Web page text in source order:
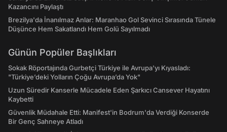
Kazancını Paylaştı
Brezilya'da İnanılmaz Anlar: Maranhao Gol Sevinci Sırasında Tünele
Düşünce Hem Sakatlandı Hem Golü Sayılmadı
Günün Popüler Başlıkları
Sokak Röportajında Gurbetçi Türkiye ile Avrupa'yı Kıyasladı:
"Türkiye’deki Yolların Çoğu Avrupa’da Yok"
Uzun Süredir Kanserle Mücadele Eden Şarkıcı Cansever Hayatını
Kaybetti
Güvenlik Müdahale Etti: Manifest'in Bodrum'da Verdiği Konserde
Bir Genç Sahneye Atladı